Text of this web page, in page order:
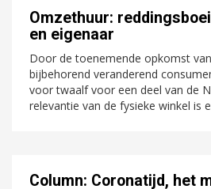
Omzethuur:
en eigenaar
Door de toenemende opkomst
bijbehorend veranderend
voor twaalf voor een deel van de
relevantie van de fysieke winkel is
Column: Coronatijd, het